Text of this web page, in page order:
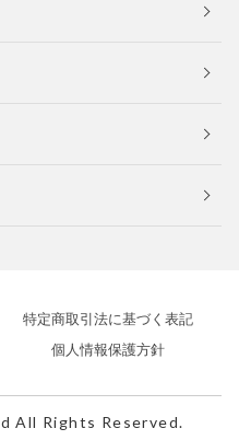
特定商取引法に基づく表記
個人情報保護方針
All Rights Reserved.